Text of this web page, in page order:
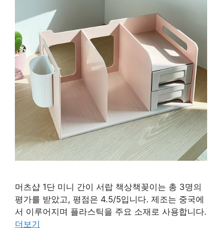
머츠샵 1단 미니 간이 서랍 책상책꽂이는 총 3명의
평가를 받았고, 평점은 4.5/5입니다. 제조는 중국에
서 이루어지며 플라스틱을 주요 소재로 사용합니다.
더보기